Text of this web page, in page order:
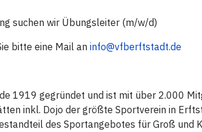
suchen wir Übungsleiter (m/w/d)
bitte eine Mail an info@vfberftstadt.de
1919 gegründet und ist mit über 2.000
inkl. Dojo der größte Sportverein in
des Sportangebotes für Groß und